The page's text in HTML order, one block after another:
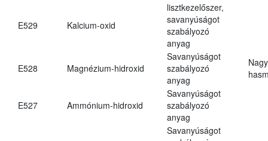
E529 Kalcium-oxid
lisztkezelőszer,
savanyúságot
szabályozó
anyag
E528 Magnézium-hidroxid
Savanyúságot
szabályozó
anyag
E527 Ammónium-hidroxid
Savanyúságot
szabályozó
anyag
Savanyúságot